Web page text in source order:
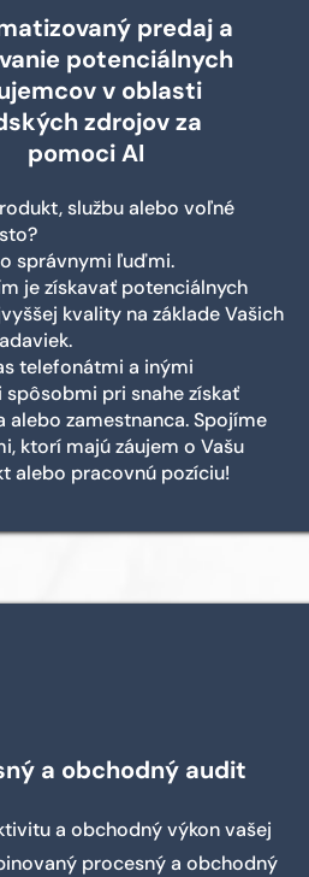
predaj a
potenciálnych
v oblasti
zdrojov za
pomoci AI
službu alebo voľné
správnymi ľuďmi.
je získavať potenciálnych
kvality na základe Vašich
telefonátmi a inými
pri snahe získať
alebo zamestnanca. Spojíme
ktorí majú záujem o Vašu
alebo pracovnú pozíciu!
a obchodný audit
a obchodný výkon vašej
procesný a obchodný